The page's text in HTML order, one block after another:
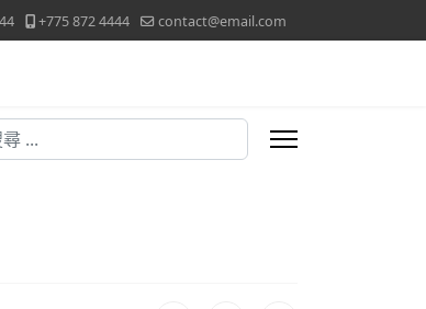
+775 872 4444 contact@email.com